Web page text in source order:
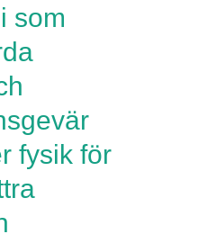
som
fysik för